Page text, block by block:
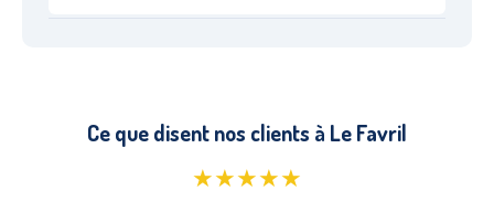
Ce que disent nos clients à Le Favril
★★★★★